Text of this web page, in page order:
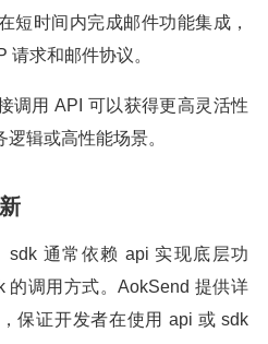
短时间内完成邮件功能集成，
请求和邮件协议。
调用 API 可以获得更高灵活性
辑或高性能场景。
sdk 通常依赖 api 实现底层功
的调用方式。AokSend 提供详
保证开发者在使用 api 或 sdk